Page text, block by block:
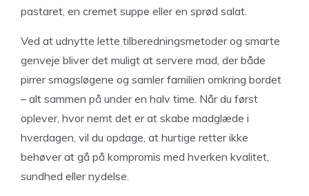
pastaret, en cremet suppe eller en sprød salat.
Ved at udnytte lette tilberedningsmetoder og smarte
genveje bliver det muligt at servere mad, der både
pirrer smagsløgene og samler familien omkring bordet
– alt sammen på under en halv time. Når du først
oplever, hvor nemt det er at skabe madglæde i
hverdagen, vil du opdage, at hurtige retter ikke
behøver at gå på kompromis med hverken kvalitet,
sundhed eller nydelse.